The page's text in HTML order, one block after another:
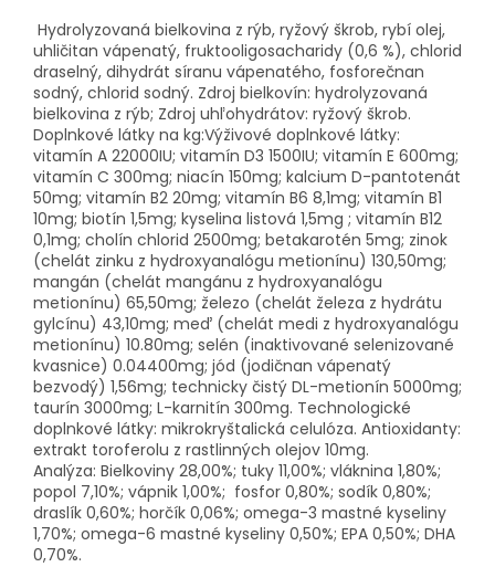
Hydrolyzovaná bielkovina z rýb, ryžový škrob, rybí olej,
uhličitan vápenatý, fruktooligosacharidy (0,6 %), chlorid
draselný, dihydrát síranu vápenatého, fosforečnan
sodný, chlorid sodný. Zdroj bielkovín: hydrolyzovaná
bielkovina z rýb; Zdroj uhľohydrátov: ryžový škrob.
Doplnkové látky na kg:Výživové doplnkové látky:
vitamín A 22000IU; vitamín D3 1500IU; vitamín E 600mg;
vitamín C 300mg; niacín 150mg; kalcium D-pantotenát
50mg; vitamín B2 20mg; vitamín B6 8,1mg; vitamín B1
10mg; biotín 1,5mg; kyselina listová 1,5mg ; vitamín B12
0,1mg; cholín chlorid 2500mg; betakarotén 5mg; zinok
(chelát zinku z hydroxyanalógu metionínu) 130,50mg;
mangán (chelát mangánu z hydroxyanalógu
metionínu) 65,50mg; železo (chelát železa z hydrátu
gylcínu) 43,10mg; meď (chelát medi z hydroxyanalógu
metionínu) 10.80mg; selén (inaktivované selenizované
kvasnice) 0.04400mg; jód (jodičnan vápenatý
bezvodý) 1,56mg; technicky čistý DL-metionín 5000mg;
taurín 3000mg; L-karnitín 300mg. Technologické
doplnkové látky: mikrokryštalická celulóza. Antioxidanty:
extrakt toroferolu z rastlinných olejov 10mg.
Analýza: Bielkoviny 28,00%; tuky 11,00%; vláknina 1,80%;
popol 7,10%; vápnik 1,00%; fosfor 0,80%; sodík 0,80%;
draslík 0,60%; horčík 0,06%; omega-3 mastné kyseliny
1,70%; omega-6 mastné kyseliny 0,50%; EPA 0,50%; DHA
0,70%.